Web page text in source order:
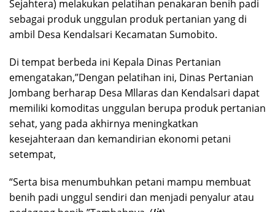
Sejahtera) melakukan pelatihan penakaran benih padi
sebagai produk unggulan produk pertanian yang di
ambil Desa Kendalsari Kecamatan Sumobito.
Di tempat berbeda ini Kepala Dinas Pertanian
emengatakan,”Dengan pelatihan ini, Dinas Pertanian
Jombang berharap Desa Mllaras dan Kendalsari dapat
memiliki komoditas unggulan berupa produk pertanian
sehat, yang pada akhirnya meningkatkan
kesejahteraan dan kemandirian ekonomi petani
setempat,
“Serta bisa menumbuhkan petani mampu membuat
benih padi unggul sendiri dan menjadi penyalur atau